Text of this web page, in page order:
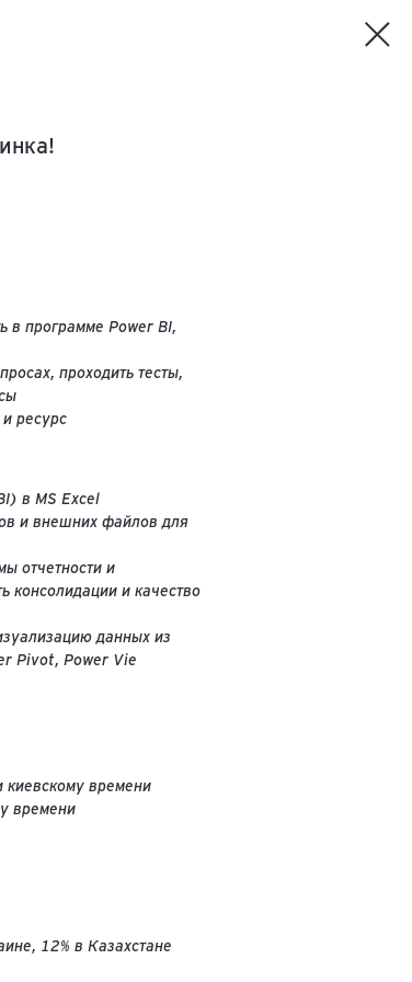
в программе Power BI,
проходить тесты,
ресурс
в MS Excel
и внешних файлов для
отчетности и
консолидации и качество
данных из
Pivot, Power Vie
времени
времени
12% в Казахстане